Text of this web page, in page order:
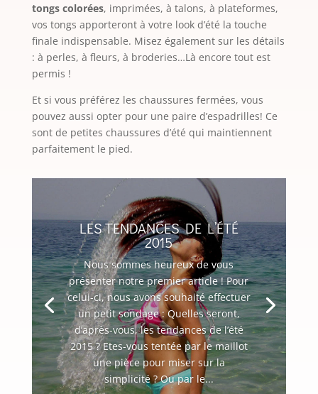
tongs colorées, imprimées, à talons, à plateformes,
vos tongs apporteront à votre look d’été la touche
finale indispensable. Misez également sur les détails
: à perles, à fleurs, à broderies…Là encore tout est
permis !
Et si vous préférez les chaussures fermées, vous
pouvez aussi opter pour une paire d’espadrilles! Ce
sont de petites chaussures d’été qui maintiennent
parfaitement le pied.
LES TENDANCES DE L’ÉTÉ
2015
Nous sommes heureux de vous
présenter notre premier article ! Pour
celui-ci, nous avons souhaité effectuer
un petit sondage : Quelles seront,
d’après-vous, les tendances de l’été
2015 ? Etes-vous tentée par le maillot
une pièce pour miser sur la
simplicité ? Ou par le...